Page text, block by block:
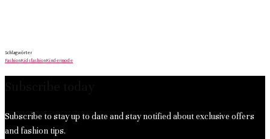
Schlagwörter
FashionKidsfashionKindermode
Subscribe to stay up to date and stay notified about exclusive offers
and fashion tips.